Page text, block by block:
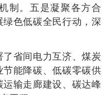
制。五是凝聚各方合
色低碳全民行动，深
省间电力互济、煤炭
能降碳、低碳零碳供
输走廊建设、碳达峰